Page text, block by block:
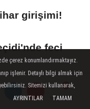
Yorumlar
Yorumlar
girişimi!
feci
Yorumlar
çerez konumlandırmaktayız.
işlenir. Detaylı bilgi almak için
Sitemizi kullanarak,
AYRINTILAR TAMAM